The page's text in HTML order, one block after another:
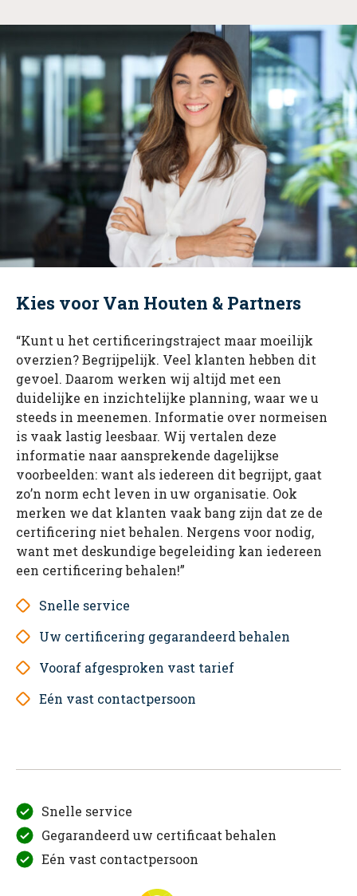
Kies voor Van Houten & Partners
“Kunt u het certificeringstraject maar moeilijk
overzien? Begrijpelijk. Veel klanten hebben dit
gevoel. Daarom werken wij altijd met een
duidelijke en inzichtelijke planning, waar we u
steeds in meenemen. Informatie over normeisen
is vaak lastig leesbaar. Wij vertalen deze
informatie naar aansprekende dagelijkse
voorbeelden: want als iedereen dit begrijpt, gaat
zo’n norm echt leven in uw organisatie. Ook
merken we dat klanten vaak bang zijn dat ze de
certificering niet behalen. Nergens voor nodig,
want met deskundige begeleiding kan iedereen
een certificering behalen!”
Snelle service
Uw certificering gegarandeerd behalen
Vooraf afgesproken vast tarief
Eén vast contactpersoon
Snelle service
Gegarandeerd uw certificaat behalen
Eén vast contactpersoon